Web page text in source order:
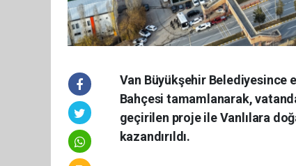
Van Büyükşehir Belediyesince
Bahçesi tamamlanarak,
geçirilen proje ile Vanlılara
kazandırıldı.